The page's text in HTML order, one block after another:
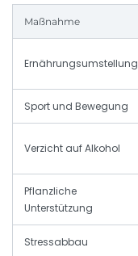
Maßnahme
Ernährungsumstellung
Sport und Bewegung
Verzicht auf Alkohol
Pflanzliche
Unterstützung
Stressabbau